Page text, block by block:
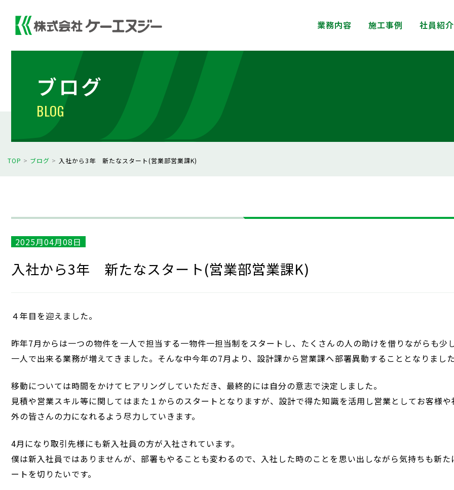
業務内容 施工事例 社員紹介
ブログ
BLOG
TOP > ブログ > 入社から3年 新たなスタート(営業部営業課K)
2025月04月08日
入社から3年 新たなスタート(営業部営業課K)
４年目を迎えました。
昨年7月からは一つの物件を一人で担当する一物件一担当制をスタートし、たくさんの人の助けを借りながらも少
一人で出来る業務が増えてきました。そんな中今年の7月より、設計課から営業課へ部署異動することとなりまし
移動については時間をかけてヒアリングしていただき、最終的には自分の意志で決定しました。
見積や営業スキル等に関してはまた１からのスタートとなりますが、設計で得た知識を活用し営業としてお客様や
外の皆さんの力になれるよう尽力していきます。
4月になり取引先様にも新入社員の方が入社されています。
僕は新入社員ではありませんが、部署もやることも変わるので、入社した時のことを思い出しながら気持ちも新た
ートを切りたいです。